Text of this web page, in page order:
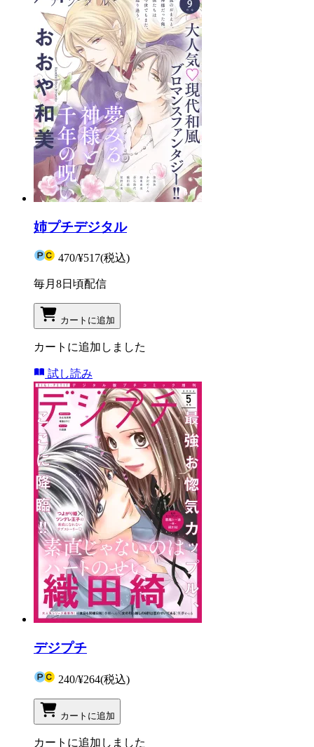
姉プチデジタル
470/¥517(税込)
毎月8日頃配信
カートに追加
カートに追加しました
試し読み
デジプチ
240/¥264(税込)
カートに追加
カートに追加しました